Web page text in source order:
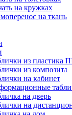
на кружках
на ткань
из пластика
из композита
на кабинет
на дверь
на